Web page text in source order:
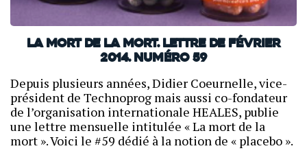
La mort de la mort. Lettre de février
2014. Numéro 59
Depuis plusieurs années, Didier Coeurnelle, vice-
président de Technoprog mais aussi co-fondateur
de l’organisation internationale HEALES, publie
une lettre mensuelle intitulée « La mort de la
mort ». Voici le #59 dédié à la notion de « placebo ».